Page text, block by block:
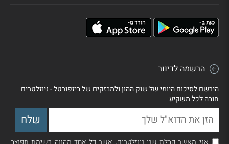
הרשמה לדיוור
הירשם לסיכום היומי של שוק ההון ולמבזקים של ביזפורטל - ניוזלטרים
חובה לכל משקיע